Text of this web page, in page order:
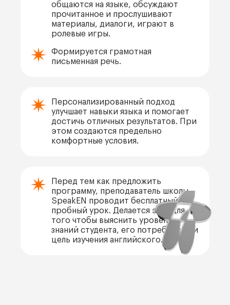
общаются на языке, обсуждают
прочитанное и прослушивают
материалы, диалоги, играют в
ролевые игры.
Формируется грамотная
письменная речь.
Персонализированный подход
улучшает навыки языка и помогает
достичь отличных результатов. При
этом создаются предельно
комфортные условия.
Перед тем как предложить
программу, преподаватель школы
SpeakEN проводит бесплатный
пробный урок. Делается это, для
того чтобы выяснить уровень
знаний студента, его потребности и
цель изучения английского.